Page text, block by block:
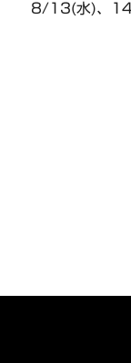
8/13(水)、